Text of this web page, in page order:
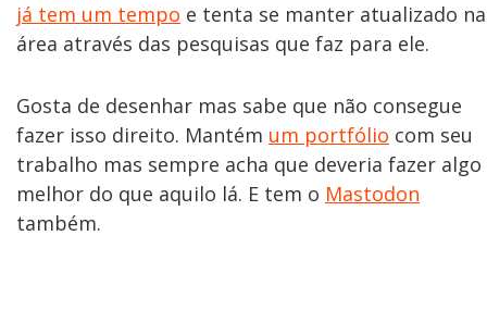
já tem um tempo e tenta se manter atualizado na
área através das pesquisas que faz para ele.
Gosta de desenhar mas sabe que não consegue
fazer isso direito. Mantém um portfólio com seu
trabalho mas sempre acha que deveria fazer algo
melhor do que aquilo lá. E tem o Mastodon
também.